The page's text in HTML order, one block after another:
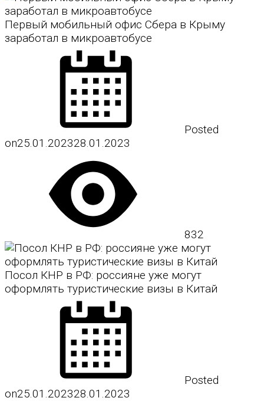
Первый мобильный офис Сбера в Крыму
заработал в микроавтобусе
Posted
on25.01.202328.01.2023
832
Посол КНР в РФ: россияне уже могут
оформлять туристические визы в Китай
Posted
on25.01.202328.01.2023